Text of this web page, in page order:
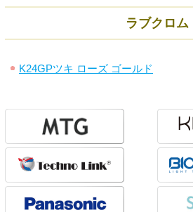
ラブクロム
K24GPツキ ローズ ゴールド